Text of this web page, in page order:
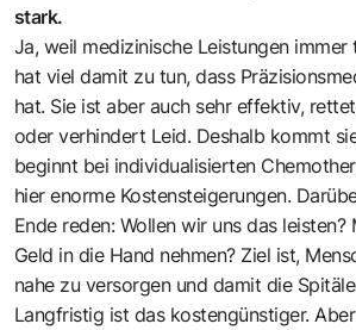
stark.
Ja, weil medizinische Leistungen immer
hat viel damit zu tun, dass
hat. Sie ist aber auch sehr effektiv,
oder verhindert Leid. Deshalb kommt
beginnt bei individualisierten
hier enorme Kostensteigerungen.
Ende reden: Wollen wir uns das leisten?
Geld in die Hand nehmen? Ziel ist,
nahe zu versorgen und damit die
Langfristig ist das kostengünstiger.